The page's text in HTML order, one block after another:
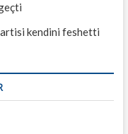
kendini feshetti